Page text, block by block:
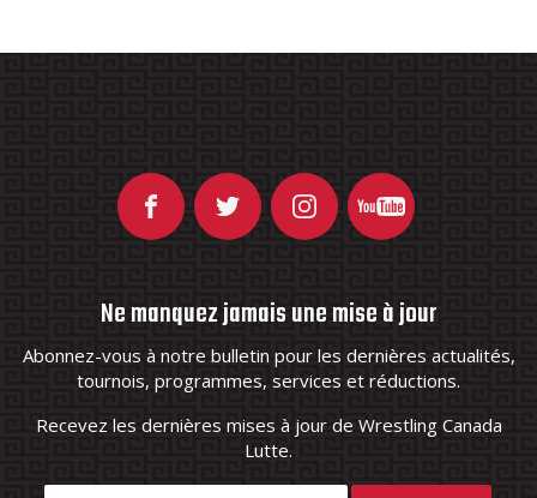
Ne manquez jamais une mise à jour
Abonnez-vous à notre bulletin pour les dernières actualités,
tournois, programmes, services et réductions.
Recevez les dernières mises à jour de Wrestling Canada
Lutte.